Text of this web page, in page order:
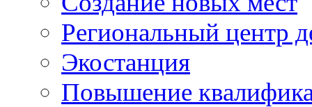
Региональный центр
Экостанция
Повышение